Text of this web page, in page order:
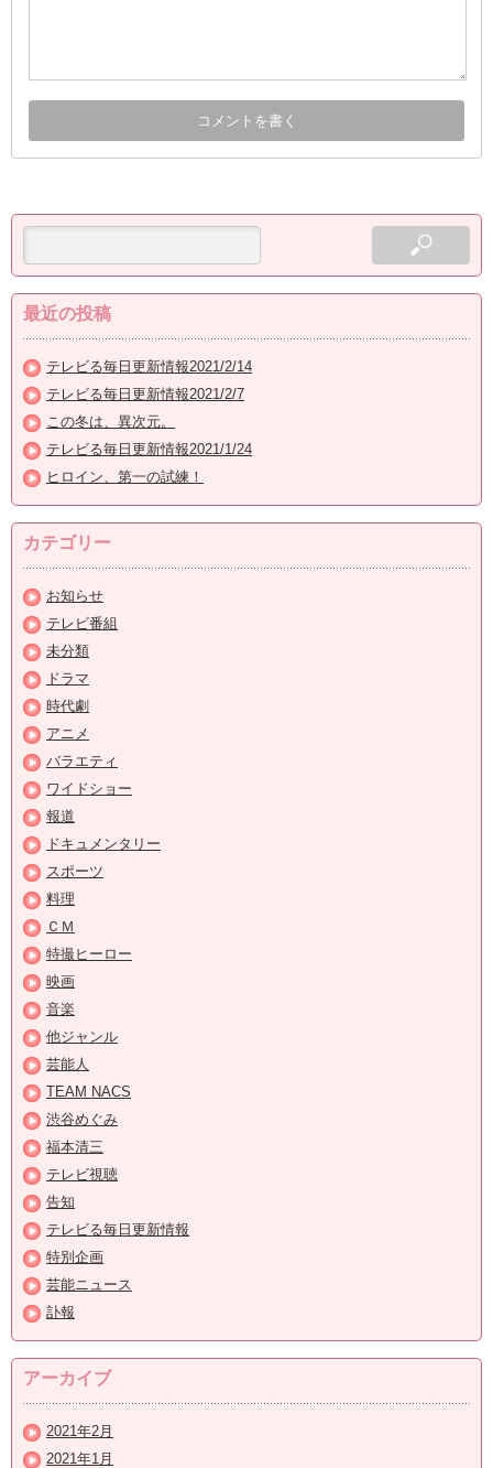
最近の投稿
テレビる毎日更新情報2021/2/14
テレビる毎日更新情報2021/2/7
この冬は、異次元。
テレビる毎日更新情報2021/1/24
ヒロイン、第一の試練！
カテゴリー
お知らせ
テレビ番組
未分類
ドラマ
時代劇
アニメ
バラエティ
ワイドショー
報道
ドキュメンタリー
スポーツ
料理
ＣＭ
特撮ヒーロー
映画
音楽
他ジャンル
芸能人
TEAM NACS
渋谷めぐみ
福本清三
テレビ視聴
告知
テレビる毎日更新情報
特別企画
芸能ニュース
訃報
アーカイブ
2021年2月
2021年1月